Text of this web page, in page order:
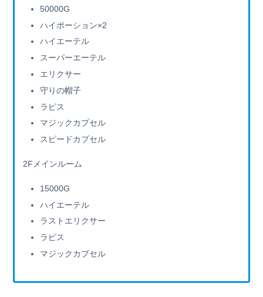
50000G
ハイポーション×2
ハイエーテル
スーパーエーテル
エリクサー
守りの帽子
ラピス
マジックカプセル
スピードカプセル
2Fメインルーム
15000G
ハイエーテル
ラストエリクサー
ラピス
マジックカプセル